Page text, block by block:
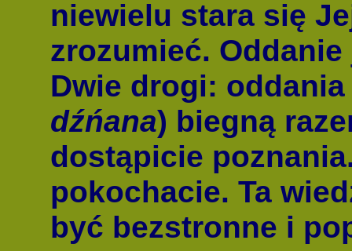
niewielu stara się
zrozumieć.
Dwie drogi:
dźńana) biegną
dostąpicie
pokochacie. Ta
być bezstronne i